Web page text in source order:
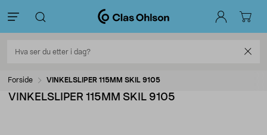
Forside VINKELSLIPER 115MM SKIL 9105
VINKELSLIPER 115MM SKIL 9105